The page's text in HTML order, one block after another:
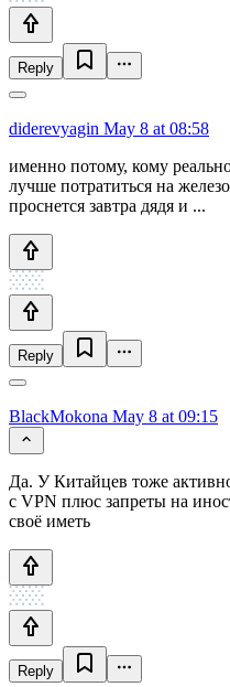
Reply
diderevyagin May 8 at 08:58
именно потому, кому
лучше потратиться на
проснется завтра дядя и ...
Reply
BlackMokona May 8 at 09:15
Да. У Китайцев тоже
с VPN плюс запреты на
своё иметь
Reply